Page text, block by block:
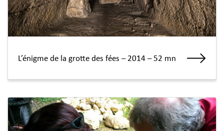
L’énigme de la grotte des fées – 2014 – 52 mn